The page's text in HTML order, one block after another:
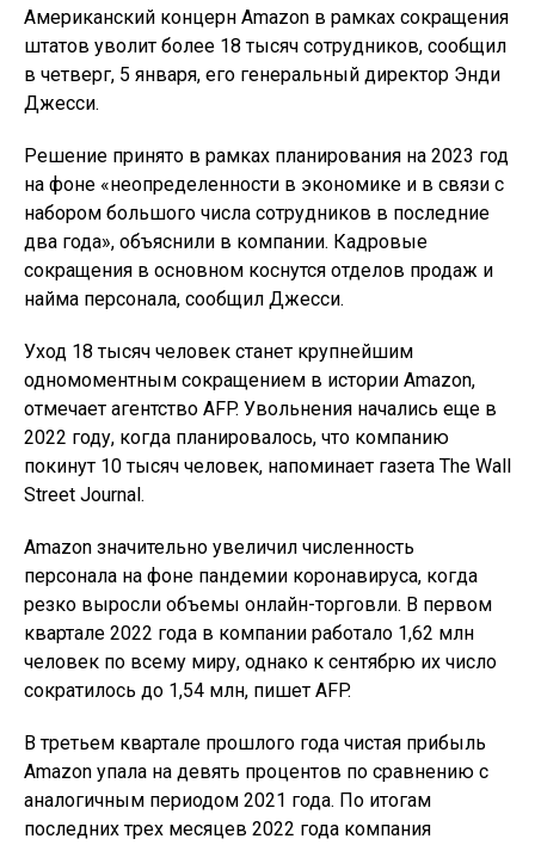
Американский концерн Amazon в рамках сокращения
штатов уволит более 18 тысяч сотрудников, сообщил
в четверг, 5 января, его генеральный директор Энди
Джесси.
Решение принято в рамках планирования на 2023 год
на фоне «неопределенности в экономике и в связи с
набором большого числа сотрудников в последние
два года», объяснили в компании. Кадровые
сокращения в основном коснутся отделов продаж и
найма персонала, сообщил Джесси.
Уход 18 тысяч человек станет крупнейшим
одномоментным сокращением в истории Amazon,
отмечает агентство AFP. Увольнения начались еще в
2022 году, когда планировалось, что компанию
покинут 10 тысяч человек, напоминает газета The Wall
Street Journal.
Amazon значительно увеличил численность
персонала на фоне пандемии коронавируса, когда
резко выросли объемы онлайн-торговли. В первом
квартале 2022 года в компании работало 1,62 млн
человек по всему миру, однако к сентябрю их число
сократилось до 1,54 млн, пишет AFP.
В третьем квартале прошлого года чистая прибыль
Amazon упала на девять процентов по сравнению с
аналогичным периодом 2021 года. По итогам
последних трех месяцев 2022 года компания